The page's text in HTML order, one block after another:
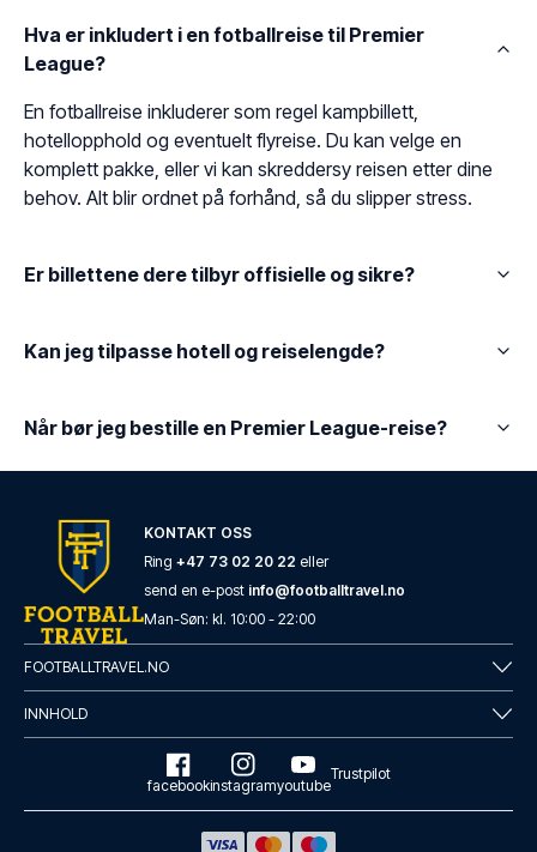
Hva er inkludert i en fotballreise til Premier
League?
En fotballreise inkluderer som regel kampbillett,
hotellopphold og eventuelt flyreise. Du kan velge en
komplett pakke, eller vi kan skreddersy reisen etter dine
behov. Alt blir ordnet på forhånd, så du slipper stress.
Er billettene dere tilbyr offisielle og sikre?
Kan jeg tilpasse hotell og reiselengde?
Når bør jeg bestille en Premier League-reise?
KONTAKT OSS
Ring +47 73 02 20 22 eller
send en e-post info@footballtravel.no
Man-Søn: kl. 10:00 - 22:00
FOOTBALLTRAVEL.NO
INNHOLD
facebookinstagramyoutube
Trustpilot